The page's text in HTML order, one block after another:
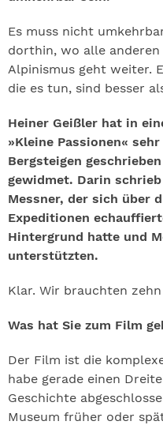
Es muss nicht
dorthin, wo alle
Alpinismus geht weiter.
die es tun, sind besser
Heiner Geißler hat in
»Kleine Passionen«
Bergsteigen
gewidmet. Darin
Messner, der sich über
Expeditionen
Hintergrund hatte und
unterstützten.
Klar. Wir brauchten
Was hat Sie zum Film
Der Film ist die
habe gerade einen
Geschichte
Museum früher oder